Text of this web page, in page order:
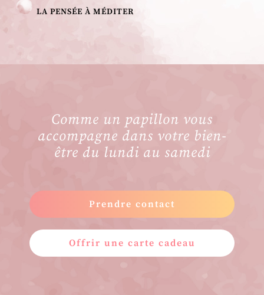
LA PENSÉE À MÉDITER
Comme un papillon vous
accompagne dans votre bien-
être du lundi au samedi
Prendre contact
Offrir une carte cadeau